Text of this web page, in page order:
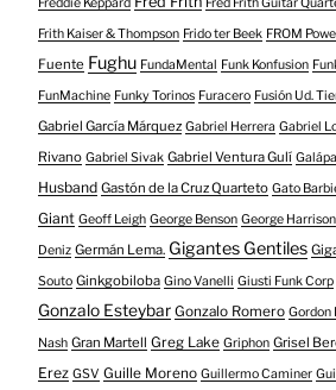
Frith Kaiser & Thompson Frido ter Beek FROM
Fuente Fughu FundaMental Funk Konfusion
FunMachine Funky Torinos Furacero Fusión Ud.
Gabriel García Márquez Gabriel Herrera Gabriel
Rivano Gabriel Sivak Gabriel Ventura Gulí
Husband Gastón de la Cruz Quarteto Gato
Giant Geoff Leigh George Benson George Harrison
Deniz Germán Lema. Gigantes Gentiles
Souto Ginkgobiloba Gino Vanelli Giusti Funk Corp
Gonzalo Esteybar Gonzalo Romero Gordon
Nash Gran Martell Greg Lake Griphon Grisel
Erez GSV Guille Moreno Guillermo Caminer